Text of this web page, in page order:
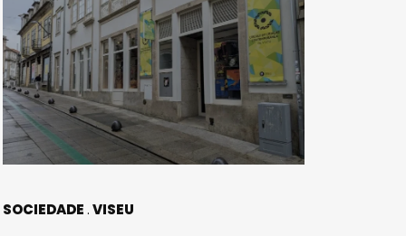
SOCIEDADE VISEU